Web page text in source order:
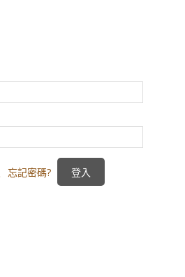
忘記密碼?